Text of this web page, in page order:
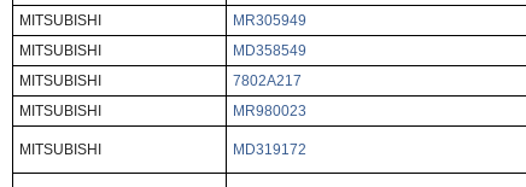
MITSUBISHI
MR305949
MITSUBISHI
MD358549
MITSUBISHI
7802A217
MITSUBISHI
MR980023
MITSUBISHI MD319172